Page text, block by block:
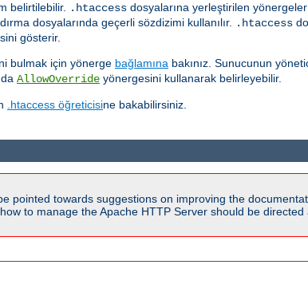
belirtilebilir. .htaccess dosyalarına yerleştirilen
dosyalarında geçerli sözdizimi kullanılır. .htaccess
gösterir.
bulmak için yönerge bağlamına bakınız. Sunucunun
AllowOverride yönergesini kullanarak belirleyebilir.
.htaccess öğreticisine bakabilirsiniz.
pointed towards suggestions on improving the
to manage the Apache HTTP Server should be